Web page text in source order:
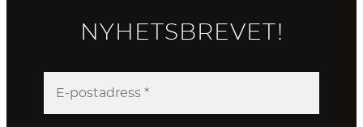
NYHETSBREVET!